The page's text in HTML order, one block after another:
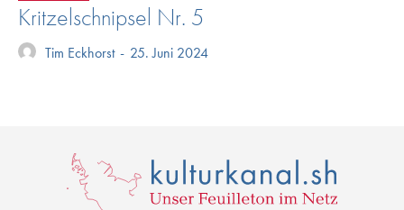
Kritzelschnipsel Nr. 5
Tim Eckhorst - 25. Juni 2024